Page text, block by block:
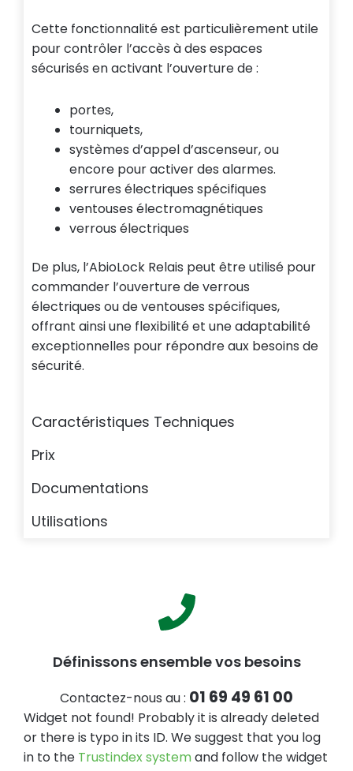
Cette fonctionnalité est particulièrement utile
pour contrôler l’accès à des espaces
sécurisés en activant l’ouverture de :
portes,
tourniquets,
systèmes d’appel d’ascenseur, ou
encore pour activer des alarmes.
serrures électriques spécifiques
ventouses électromagnétiques
verrous électriques
De plus, l’AbioLock Relais peut être utilisé pour
commander l’ouverture de verrous
électriques ou de ventouses spécifiques,
offrant ainsi une flexibilité et une adaptabilité
exceptionnelles pour répondre aux besoins de
sécurité.
Caractéristiques Techniques
Prix
Documentations
Utilisations
Définissons ensemble vos besoins
Contactez-nous au : 01 69 49 61 00
Widget not found! Probably it is already deleted
or there is typo in its ID. We suggest that you log
in to the Trustindex systemand follow the widget